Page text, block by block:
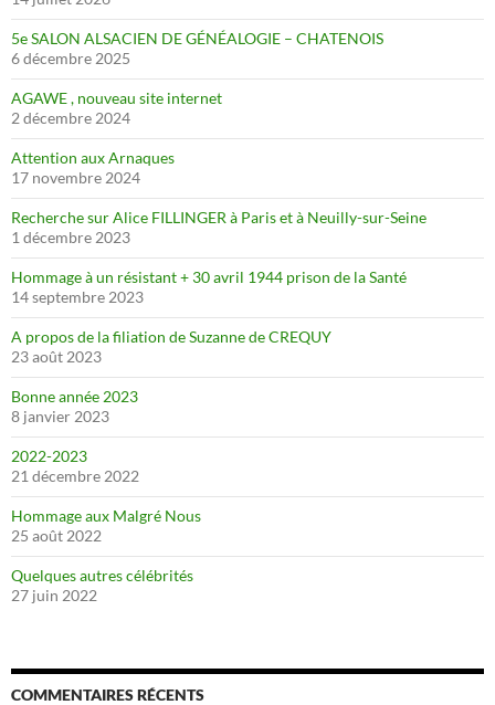
5e SALON ALSACIEN DE GÉNÉALOGIE – CHATENOIS
6 décembre 2025
AGAWE , nouveau site internet
2 décembre 2024
Attention aux Arnaques
17 novembre 2024
Recherche sur Alice FILLINGER à Paris et à Neuilly-sur-Seine
1 décembre 2023
Hommage à un résistant + 30 avril 1944 prison de la Santé
14 septembre 2023
A propos de la filiation de Suzanne de CREQUY
23 août 2023
Bonne année 2023
8 janvier 2023
2022-2023
21 décembre 2022
Hommage aux Malgré Nous
25 août 2022
Quelques autres célébrités
27 juin 2022
COMMENTAIRES RÉCENTS